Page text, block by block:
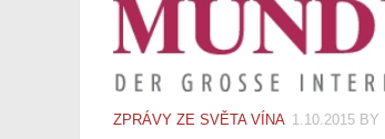
ZPRÁVY ZE SVĚTA VÍNA 1.10.2015 BY